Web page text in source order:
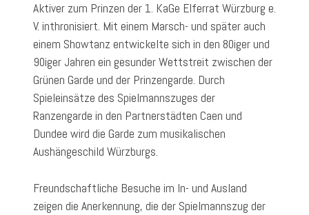
Aktiver zum Prinzen der 1. KaGe Elferrat Würzburg e.
V. inthronisiert. Mit einem Marsch- und später auch
einem Showtanz entwickelte sich in den 80iger und
90iger Jahren ein gesunder Wettstreit zwischen der
Grünen Garde und der Prinzengarde. Durch
Spieleinsätze des Spielmannszuges der
Ranzengarde in den Partnerstädten Caen und
Dundee wird die Garde zum musikalischen
Aushängeschild Würzburgs.
Freundschaftliche Besuche im In- und Ausland
zeigen die Anerkennung, die der Spielmannszug der